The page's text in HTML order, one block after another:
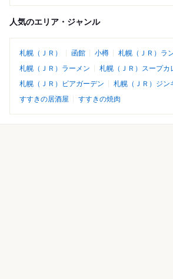
人気のエリア・ジャンル
札幌（ＪＲ） 函館 小樽
札幌（ＪＲ）ラ
札幌（ＪＲ）ラーメン
札幌（ＪＲ）スープカ
札幌（ＪＲ）ビアガーデン
札幌（ＪＲ）ジン
すすきの居酒屋
すすきの焼肉